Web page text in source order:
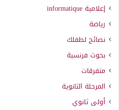
إعلامية informatique
رياضة
نصائح لطفلك
بحوث فرنسية
متفرقات
المرحلة الثانوية
أولى ثانوي